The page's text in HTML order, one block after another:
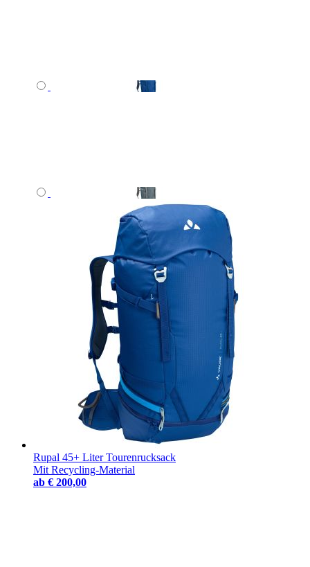
Rupal 45+ Liter Tourenrucksack
Mit Recycling-Material
ab € 200,00